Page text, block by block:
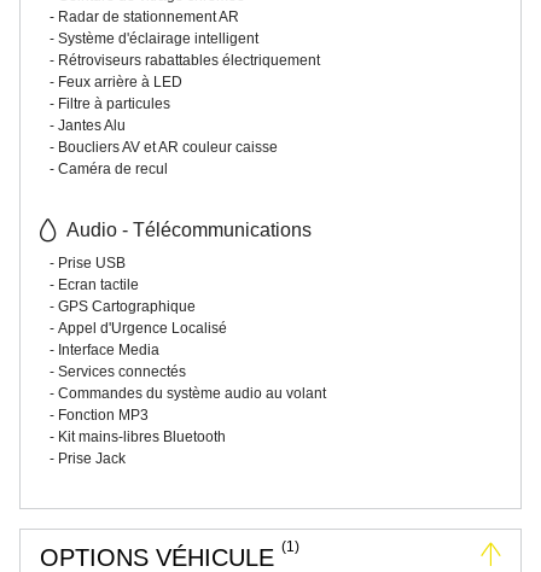
Radar de stationnement AR
Système d'éclairage intelligent
Rétroviseurs rabattables électriquement
Feux arrière à LED
Filtre à particules
Jantes Alu
Boucliers AV et AR couleur caisse
Caméra de recul
Audio - Télécommunications
Prise USB
Ecran tactile
GPS Cartographique
Appel d'Urgence Localisé
Interface Media
Services connectés
Commandes du système audio au volant
Fonction MP3
Kit mains-libres Bluetooth
Prise Jack
OPTIONS VÉHICULE (1)